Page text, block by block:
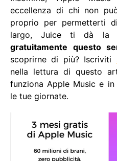
eccellenza di chi non
proprio per permetterti
largo, Juice ti dà la
gratuitamente questo
scoprirne di più? Iscriviti
nella lettura di questo
funziona Apple Music e
le tue giornate.